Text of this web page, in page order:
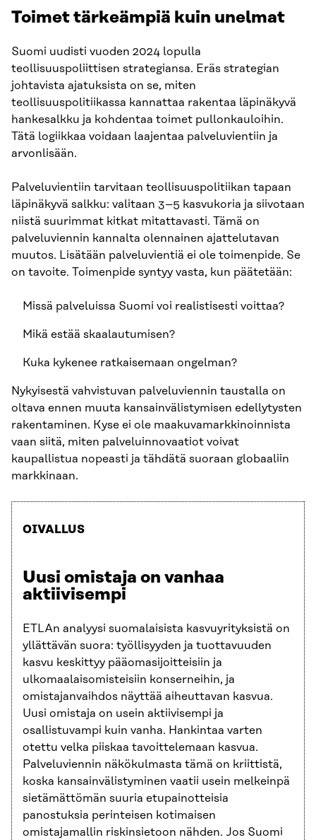
Toimet tärkeämpiä kuin unelmat
Suomi uudisti vuoden 2024 lopulla
teollisuuspoliittisen strategiansa. Eräs strategian
johtavista ajatuksista on se, miten
teollisuuspolitiikassa kannattaa rakentaa läpinäkyvä
hankesalkku ja kohdentaa toimet pullonkauloihin.
Tätä logiikkaa voidaan laajentaa palveluvientiin ja
arvonlisään.
Palveluvientiin tarvitaan teollisuuspolitiikan tapaan
läpinäkyvä salkku: valitaan 3–5 kasvukoria ja siivotaan
niistä suurimmat kitkat mitattavasti. Tämä on
palveluviennin kannalta olennainen ajattelutavan
muutos. Lisätään palveluvientiä ei ole toimenpide. Se
on tavoite. Toimenpide syntyy vasta, kun päätetään:
Missä palveluissa Suomi voi realistisesti voittaa?
Mikä estää skaalautumisen?
Kuka kykenee ratkaisemaan ongelman?
Nykyisestä vahvistuvan palveluviennin taustalla on
oltava ennen muuta kansainvälistymisen edellytysten
rakentaminen. Kyse ei ole maakuvamarkkinoinnista
vaan siitä, miten palveluinnovaatiot voivat
kaupallistua nopeasti ja tähdätä suoraan globaaliin
markkinaan.
OIVALLUS
Uusi omistaja on vanhaa
aktiivisempi
ETLAn analyysi suomalaisista kasvuyrityksistä on
yllättävän suora: työllisyyden ja tuottavuuden
kasvu keskittyy pääomasijoitteisiin ja
ulkomaalaisomisteisiin konserneihin, ja
omistajanvaihdos näyttää aiheuttavan kasvua.
Uusi omistaja on usein aktiivisempi ja
osallistuvampi kuin vanha. Hankintaa varten
otettu velka piiskaa tavoittelemaan kasvua.
Palveluviennin näkökulmasta tämä on kriittistä,
koska kansainvälistyminen vaatii usein melkeinpä
sietämättömän suuria etupainotteisia
panostuksia perinteisen kotimaisen
omistajamallin riskinsietoon nähden. Jos Suomi